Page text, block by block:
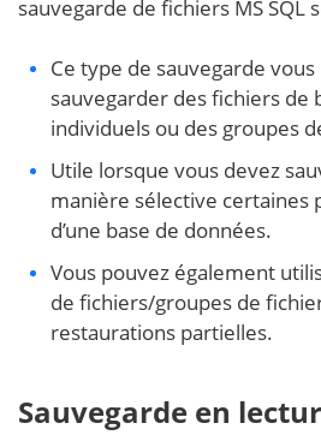
sauvegarde de fichiers MS SQL
Ce type de sauvegarde
sauvegarder des fichiers de
individuels ou des groupes
Utile lorsque vous devez
manière sélective certaines
d’une base de données.
Vous pouvez également
de fichiers/groupes de
restaurations partielles.
Sauvegarde en